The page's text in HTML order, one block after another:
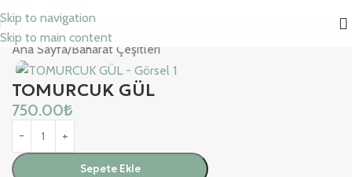
Skip to navigation
Skip to main content
Ana Sayfa/Baharat Çeşitleri
TOMURCUK GÜL
750.00₺
Sepete Ekle